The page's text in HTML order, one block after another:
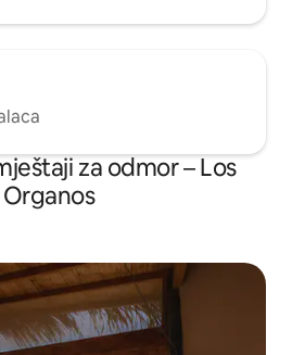
za odmor – Los
Organos